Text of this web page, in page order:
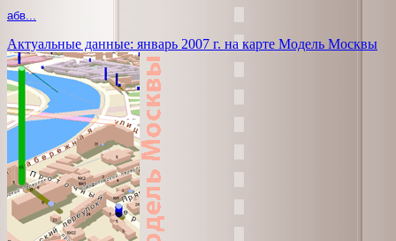
абв...
Актуальные данные: январь 2007 г. на карте Модель Москвы